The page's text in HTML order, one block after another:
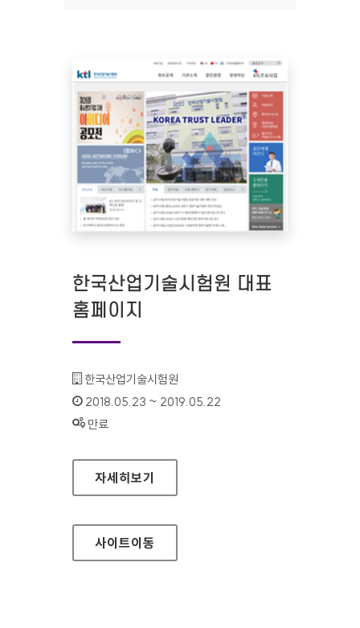
한국산업기술시험원 대표
홈페이지
기관명 :
한국산업기술시험원
인증기간 :
2018.05.23 ~ 2019.05.22
상태 :
만료
한국산업기술시험원 대표 홈페이지
자세히보기
사이트이동